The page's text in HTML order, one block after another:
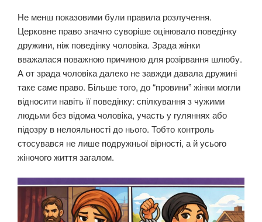
Не менш показовими були правила розлучення.
Церковне право значно суворіше оцінювало поведінку
дружини, ніж поведінку чоловіка. Зрада жінки
вважалася поважною причиною для розірвання шлюбу.
А от зрада чоловіка далеко не завжди давала дружині
таке саме право. Більше того, до “провини” жінки могли
відносити навіть її поведінку: спілкування з чужими
людьми без відома чоловіка, участь у гуляннях або
підозру в нелояльності до нього. Тобто контроль
стосувався не лише подружньої вірності, а й усього
жіночого життя загалом.